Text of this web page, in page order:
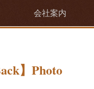
会社案内
】Photo